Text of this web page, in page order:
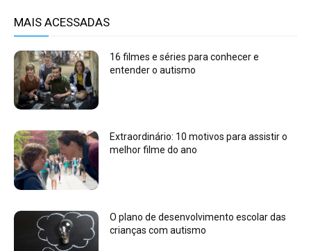
MAIS ACESSADAS
16 filmes e séries para conhecer e
entender o autismo
Extraordinário: 10 motivos para assistir o
melhor filme do ano
O plano de desenvolvimento escolar das
crianças com autismo